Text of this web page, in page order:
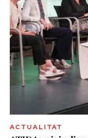
ACTUALITAT